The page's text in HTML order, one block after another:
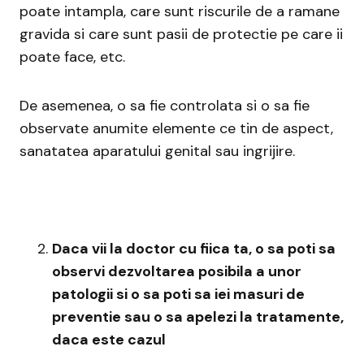
poate intampla, care sunt riscurile de a ramane
gravida si care sunt pasii de protectie pe care ii
poate face, etc.
De asemenea, o sa fie controlata si o sa fie
observate anumite elemente ce tin de aspect,
sanatatea aparatului genital sau ingrijire.
Daca vii la doctor cu fiica ta, o sa poti sa
observi dezvoltarea posibila a unor
patologii si o sa poti sa iei masuri de
preventie sau o sa apelezi la tratamente,
daca este cazul